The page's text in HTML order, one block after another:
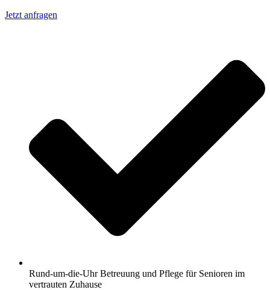
Jetzt anfragen
Rund-um-die-Uhr Betreuung und Pflege für Senioren im
vertrauten Zuhause